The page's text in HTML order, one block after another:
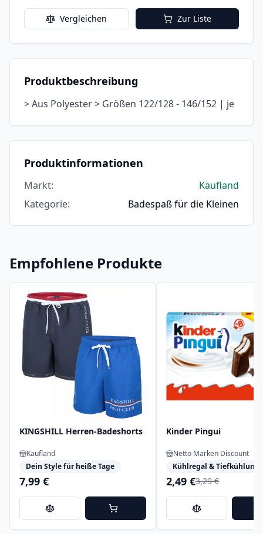
Vergleichen Zur Liste
Produktbeschreibung
> Aus Polyester > Größen 122/128 - 146/152 | je
Produktinformationen
Markt:
Kaufland
Kategorie: Badespaß für die Kleinen
Empfohlene Produkte
KINGSHILL Herren-Badeshorts
Kaufland
Dein Style für heiße Tage
7,99 €
Kinder Pingui
Netto Marken Discount
Kühlregal & Tiefkühlung
2,49 €3,29 €